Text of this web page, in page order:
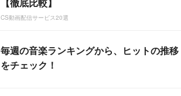
CS動画配信サービス20選
毎週の音楽ランキングから、ヒットの推移
をチェック！